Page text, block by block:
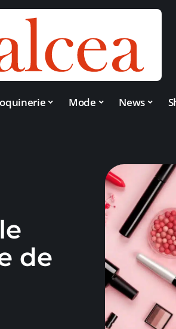
Mode News
de